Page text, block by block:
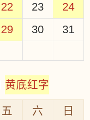
22 23
24
29 30 31
黄底红字
五 六 日